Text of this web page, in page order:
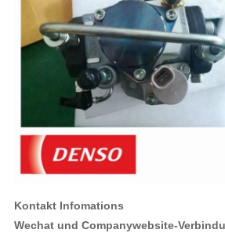
Kontakt Infomations
Wechat und Companywebsite-